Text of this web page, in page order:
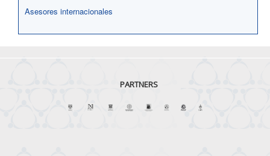
Asesores internacionales
PARTNERS